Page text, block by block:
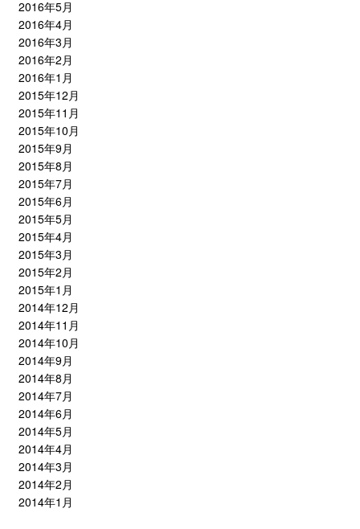
2016年5月
2016年4月
2016年3月
2016年2月
2016年1月
2015年12月
2015年11月
2015年10月
2015年9月
2015年8月
2015年7月
2015年6月
2015年5月
2015年4月
2015年3月
2015年2月
2015年1月
2014年12月
2014年11月
2014年10月
2014年9月
2014年8月
2014年7月
2014年6月
2014年5月
2014年4月
2014年3月
2014年2月
2014年1月